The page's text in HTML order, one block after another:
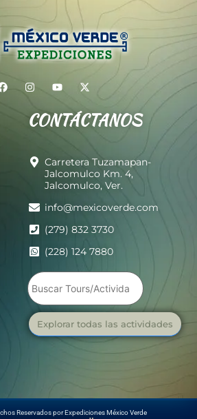
CONTÁCTANOS
Carretera Tuzamapan-
Jalcomulco Km. 4,
Jalcomulco, Ver.
info@mexicoverde.com
(279) 832 3730
(228) 124 7880
Explorar todas las actividades
Reservados por Expediciones México Verde